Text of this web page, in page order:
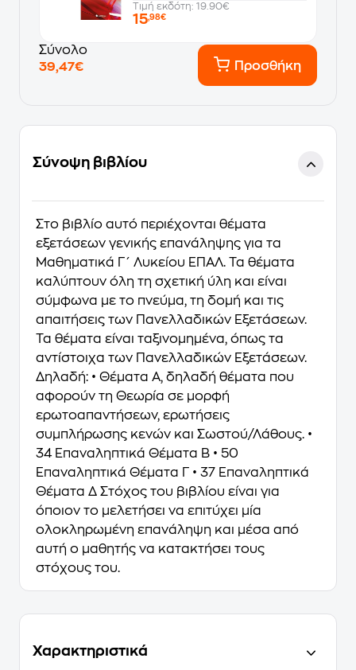
Τιμή εκδότη: 19.90€
15,98€
Σύνολο
39,47€
Προσθήκη
Σύνοψη βιβλίου
Στο βιβλίο αυτό περιέχονται θέματα
εξετάσεων γενικής επανάληψης για τα
Μαθηματικά Γ΄ Λυκείου ΕΠΑΛ. Τα θέματα
καλύπτουν όλη τη σχετική ύλη και είναι
σύμφωνα με το πνεύμα, τη δομή και τις
απαιτήσεις των Πανελλαδικών Εξετάσεων.
Τα θέματα είναι ταξινομημένα, όπως τα
αντίστοιχα των Πανελλαδικών Εξετάσεων.
Δηλαδή: • Θέματα Α, δηλαδή θέματα που
αφορούν τη Θεωρία σε μορφή
ερωτοαπαντήσεων, ερωτήσεις
συμπλήρωσης κενών και Σωστού/Λάθους. •
34 Επαναληπτικά Θέματα Β • 50
Επαναληπτικά Θέματα Γ • 37 Επαναληπτικά
Θέματα Δ Στόχος του βιβλίου είναι για
όποιον το μελετήσει να επιτύχει μία
ολοκληρωμένη επανάληψη και μέσα από
αυτή ο μαθητής να κατακτήσει τους
στόχους του.
Χαρακτηριστικά